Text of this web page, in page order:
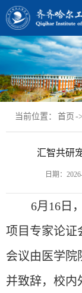
当前位置： 首页 ->
汇智共研
日期：
6月16日
项目专家论证
会议由医学院
并致辞，校内